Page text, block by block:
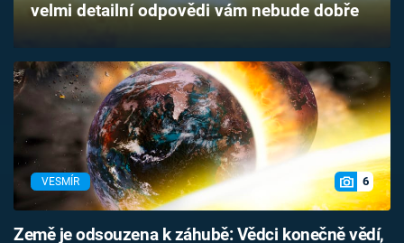
Sledujte prima+
Přihlášení
Sledujte nás
velmi detailní odpovědi vám nebude dobře
VESMÍR 6
Země je odsouzena k záhubě: Vědci konečně vědí,